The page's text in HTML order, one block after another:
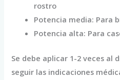
rostro
Potencia media: Para
Potencia alta: Para
Se debe aplicar 1-2 veces al
seguir las indicaciones